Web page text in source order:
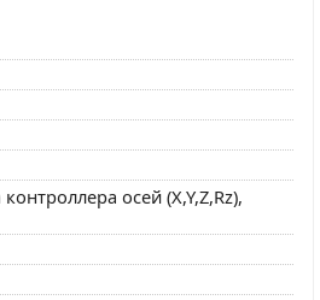
осей (X,Y,Z,Rz),